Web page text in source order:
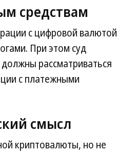
средствам
с цифровой валютой
При этом суд
рассматриваться
с платежными
смысл
криптовалюты, но не